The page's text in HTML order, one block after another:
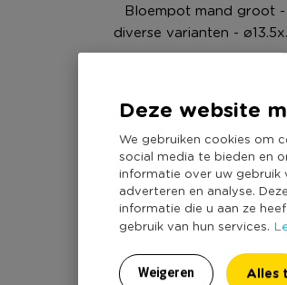
Deze website
We gebruiken cookies om
social media te bieden en
informatie over uw gebruik
adverteren en analyse.
informatie die u aan ze
gebruik van hun services.
Weigeren Alles
Bloempot mand groot -
diverse varianten -
cm
2,99